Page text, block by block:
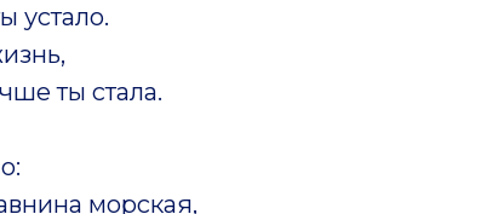
устало.
ты стала.
морская,